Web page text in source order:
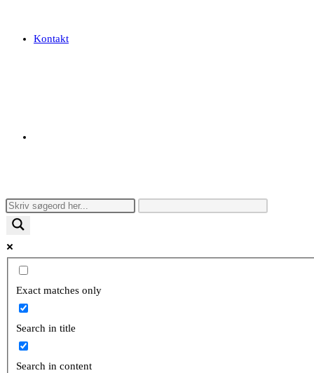
Kontakt
search
Exact matches only
Search in title
Search in content